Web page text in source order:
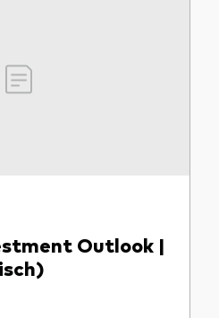
ETFs
für Berater
Outlook |